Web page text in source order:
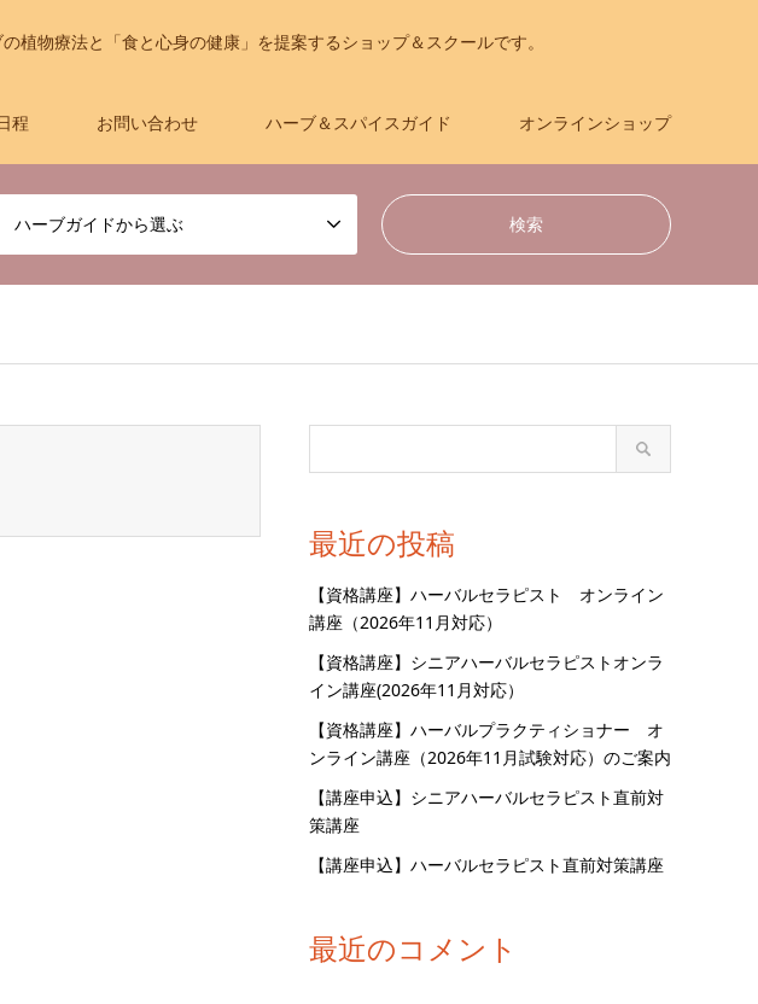
物療法と「食と心身の健康」を提案するショップ＆スクールです。
程 お問い合わせ ハーブ＆スパイスガイド オンラインショップ
ハーブガイドから選ぶ
最近の投稿
【資格講座】ハーバルセラピスト オンライン
講座（2026年11月対応）
【資格講座】シニアハーバルセラピストオンラ
イン講座(2026年11月対応）
【資格講座】ハーバルプラクティショナー オ
ンライン講座（2026年11月試験対応）のご案内
【講座申込】シニアハーバルセラピスト直前対
策講座
【講座申込】ハーバルセラピスト直前対策講座
最近のコメント